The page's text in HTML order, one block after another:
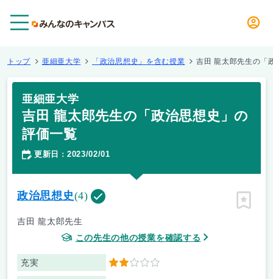
トップ 亜細亜大学 「政治思想史」を含む授業 吉田 龍太郎先生の「
亜細亜大学
吉田 龍太郎先生の「政治思想史」の
評価一覧
更新日 ： 2023/02/01
政治思想史(4)
吉田 龍太郎先生
この先生の他の授業を確認する
充実 2
ピン留